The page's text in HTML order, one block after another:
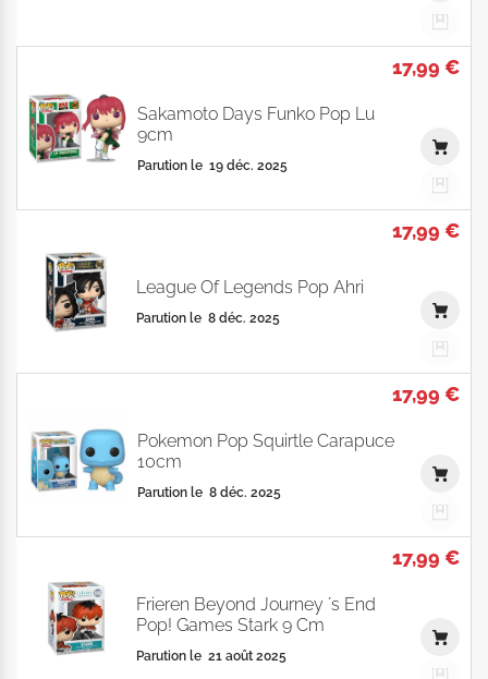
17,99 €
Sakamoto Days Funko Pop Lu
9cm
Parution le 19 déc. 2025
17,99 €
League Of Legends Pop Ahri
Parution le 8 déc. 2025
17,99 €
Pokemon Pop Squirtle Carapuce
10cm
Parution le 8 déc. 2025
17,99 €
Frieren Beyond Journey ´s End
Pop! Games Stark 9 Cm
Parution le 21 août 2025